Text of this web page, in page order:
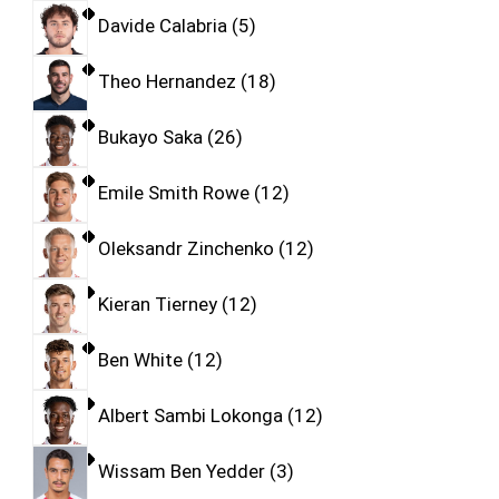
Davide Calabria 5
Theo Hernandez 18
Bukayo Saka 26
Emile Smith Rowe 12
Oleksandr Zinchenko 12
Kieran Tierney 12
Ben White 12
Albert Sambi Lokonga 12
Wissam Ben Yedder 3